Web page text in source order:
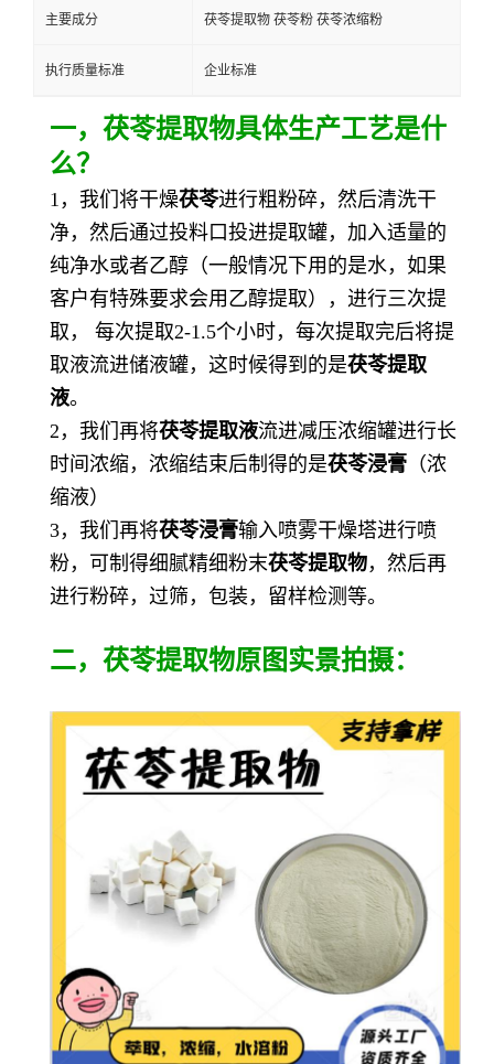
主要成分 茯苓提取物 茯苓粉 茯苓浓缩粉
执行质量标准 企业标准
一， 茯苓提取物具体生产工艺是什
么？
1，我们将干燥茯苓进行粗粉碎，然后清洗干
净，然后通过投料口投进提取罐，加入适量的
纯净水或者乙醇（一般情况下用的是水，如果
客户有特殊要求会用乙醇提取），进行三次提
取， 每次提取2-1.5个小时，每次提取完后将提
取液流进储液罐，这时候得到的是茯苓提取
液。
2，我们再将茯苓提取液流进减压浓缩罐进行长
时间浓缩，浓缩结束后制得的是茯苓浸膏 （浓
缩液）
3，我们再将茯苓浸膏输入喷雾干燥塔进行喷
粉，可制得细腻精细粉末茯苓提取物，然后再
进行粉碎，过筛，包装，留样检测等。
二，茯苓提取物原图实景拍摄：